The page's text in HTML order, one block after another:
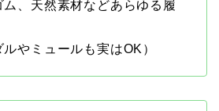
ム、天然素材などあらゆる履
ルやミュールも実はOK）